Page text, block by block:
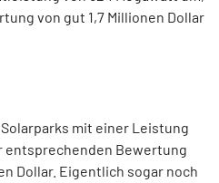
von gut 1,7 Millionen Dollar
mit einer Leistung
entsprechenden Bewertung
Dollar. Eigentlich sogar noch